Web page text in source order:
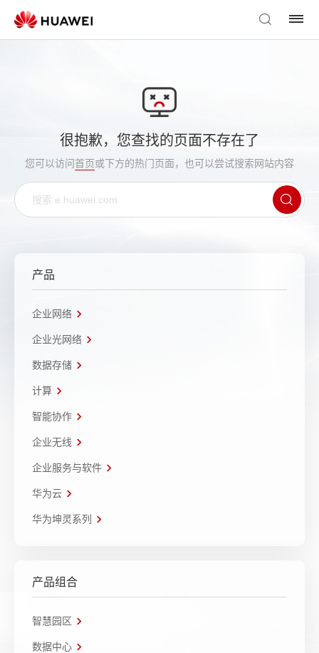
很抱歉，您查找的页面不存在了
您可以访问首页或下方的热门页面，也可以尝试搜索网站内容
产品
企业网络
企业光网络
数据存储
计算
智能协作
企业无线
企业服务与软件
华为云
华为坤灵系列
产品组合
智慧园区
数据中心